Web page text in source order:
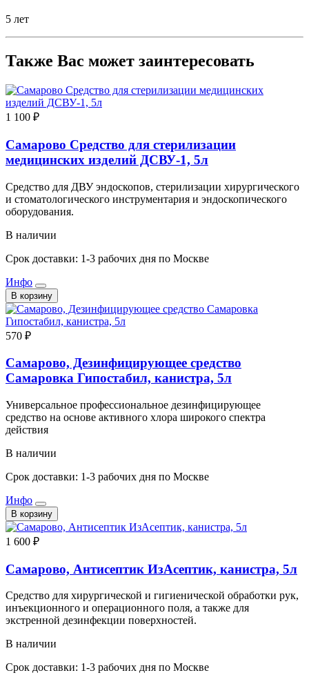
5 лет
Также Вас может заинтересовать
1 100 ₽
Самарово Средство для стерилизации
медицинских изделий ДСВУ-1, 5л
Средство для ДВУ эндоскопов, стерилизации хирургического
и стоматологического инструментария и эндоскопического
оборудования.
В наличии
Срок доставки: 1-3 рабочих дня по Москве
Инфо
В корзину
570 ₽
Самарово, Дезинфицирующее средство
Самаровка Гипостабил, канистра, 5л
Универсальное профессиональное дезинфицирующее
средство на основе активного хлора широкого спектра
действия
В наличии
Срок доставки: 1-3 рабочих дня по Москве
Инфо
В корзину
1 600 ₽
Самарово, Антисептик ИзАсептик, канистра, 5л
Средство для хирургической и гигиенической обработки рук,
инъекционного и операционного поля, а также для
экстренной дезинфекции поверхностей.
В наличии
Срок доставки: 1-3 рабочих дня по Москве